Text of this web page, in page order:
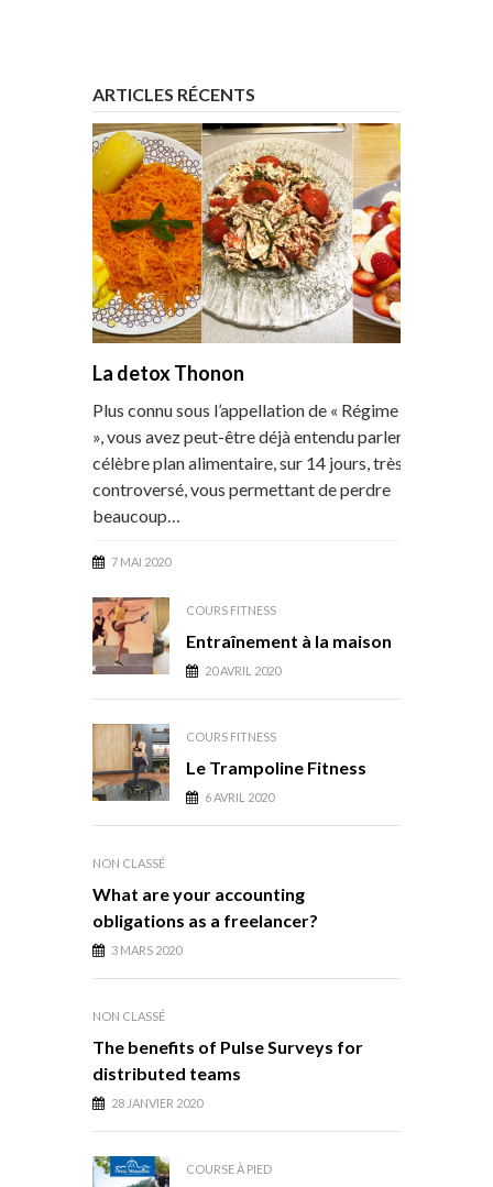
ARTICLES RÉCENTS
La detox Thonon
Plus connu sous l’appellation de « Régime Thonon
», vous avez peut-être déjà entendu parler de ce
célèbre plan alimentaire, sur 14 jours, très
controversé, vous permettant de perdre
beaucoup…
7 MAI 2020
COURS FITNESS
Entraînement à la maison
20 AVRIL 2020
COURS FITNESS
Le Trampoline Fitness
6 AVRIL 2020
NON CLASSÉ
What are your accounting
obligations as a freelancer?
3 MARS 2020
NON CLASSÉ
The benefits of Pulse Surveys for
distributed teams
28 JANVIER 2020
COURSE À PIED